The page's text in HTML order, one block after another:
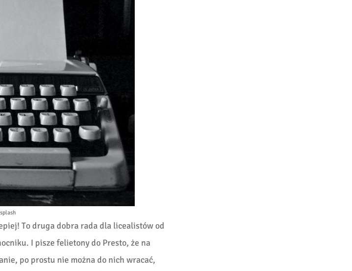
To druga dobra rada dla licealistów od
I pisze felietony do Presto, że na
po prostu nie można do nich wracać,